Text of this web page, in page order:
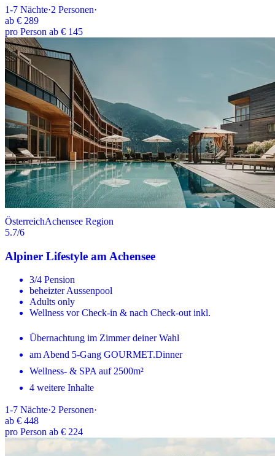
1-7 Nächte·2 Personen·
ab € 289
pro Person ab € 145
ÖsterreichAchensee Region
5.7/6
Alpiner Lifestyle am Achensee
3/4 Pension
beheizter Aussenpool
Adults only
Wellness vor Check-in & nach Check-out inkl.
Übernachtung im Zimmer deiner Wahl
am Abend 5-Gang GOURMET.Dinner
Wellness- & SPA auf 2500m²
4 weitere Inhalte
1-7 Nächte·2 Personen·
ab € 448
pro Person ab € 224